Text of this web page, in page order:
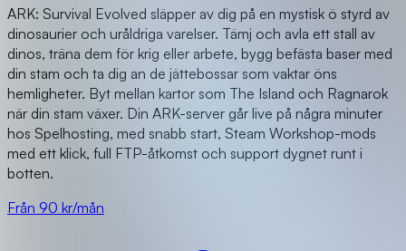
ARK: Survival Evolved släpper av dig på en mystisk ö styrd av
dinosaurier och uråldriga varelser. Tämj och avla ett stall av
dinos, träna dem för krig eller arbete, bygg befästa baser med
din stam och ta dig an de jättebossar som vaktar öns
hemligheter. Byt mellan kartor som The Island och Ragnarok
när din stam växer. Din ARK-server går live på några minuter
hos Spelhosting, med snabb start, Steam Workshop-mods
med ett klick, full FTP-åtkomst och support dygnet runt i
botten.
Från 90 kr/mån